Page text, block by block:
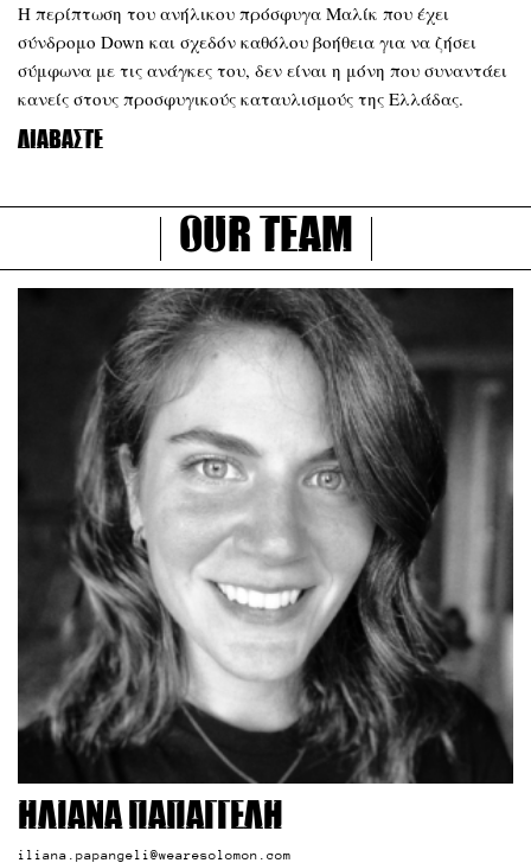
Η περίπτωση του ανήλικου πρόσφυγα Μαλίκ που έχει
σύνδρομο Down και σχεδόν καθόλου βοήθεια για να ζήσει
σύμφωνα με τις ανάγκες του, δεν είναι η μόνη που συναντάει
κανείς στους προσφυγικούς καταυλισμούς της Ελλάδας.
Διαβάστε
Our Team
Ηλιάνα Παπαγγελή
iliana.papangeli@wearesolomon.com